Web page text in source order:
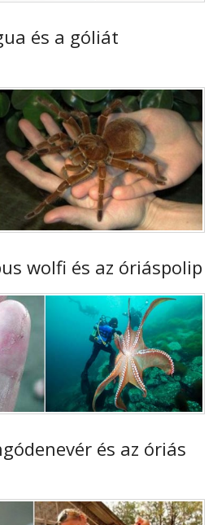
és a góliát
wolfi és az óriáspolip
és az óriás